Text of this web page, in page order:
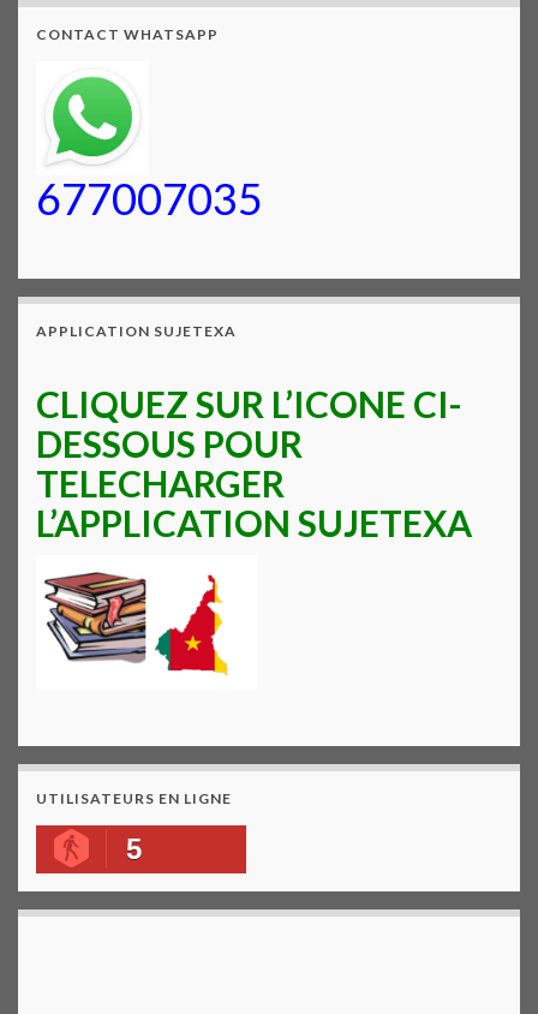
CONTACT WHATSAPP
677007035
APPLICATION SUJETEXA
CLIQUEZ SUR L’ICONE CI-
DESSOUS POUR
TELECHARGER
L’APPLICATION SUJETEXA
UTILISATEURS EN LIGNE
5